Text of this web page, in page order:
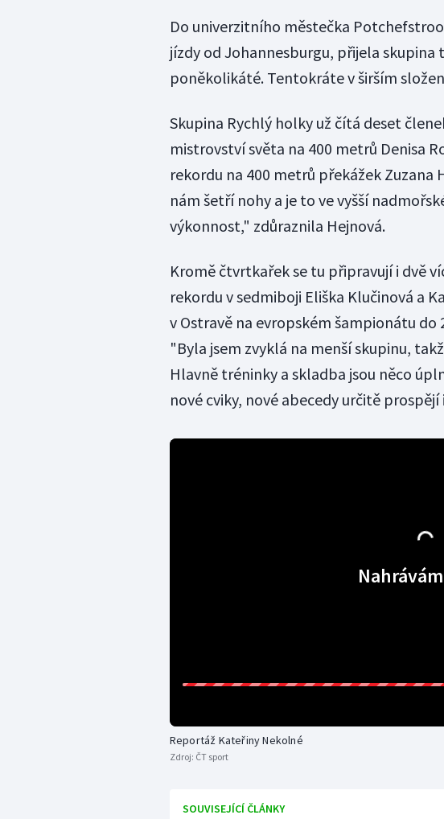
Do univerzitního městečka
jízdy od Johannesburgu, přijela skupina
poněkolikáté. Tentokráte v širším
Skupina Rychlý holky už čítá deset
mistrovství světa na 400 metrů Denisa
rekordu na 400 metrů překážek
nám šetří nohy a je to ve vyšší
výkonnost," zdůraznila Hejnová.
Kromě čtvrtkařek se tu připravují i dvě
rekordu v sedmiboji Eliška Klučinová a
v Ostravě na evropském šampionátu
"Byla jsem zvyklá na menší skupinu,
Hlavně tréninky a skladba jsou něco
nové cviky, nové abecedy určitě
Reportáž Kateřiny Nekolné
Zdroj: ČT sport
SOUVISEJÍCÍ ČLÁNKY